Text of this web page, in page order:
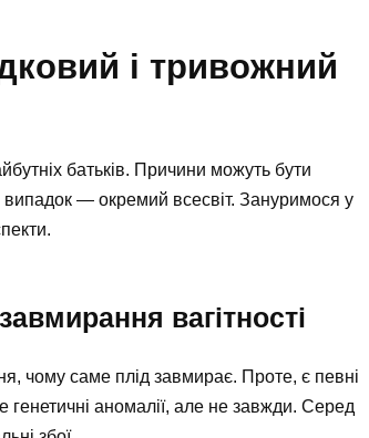
і тривожний
батьків. Причини можуть бути
випадок — окремий всесвіт. Зануримося у
вагітності
чому саме плід завмирає. Проте, є певні
аномалії, але не завжди. Серед